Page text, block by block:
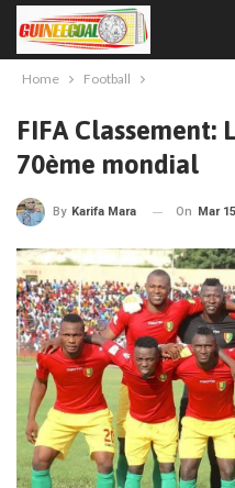
Home Football
FIFA Classement:
70ème mondial
By Karifa Mara On Mar